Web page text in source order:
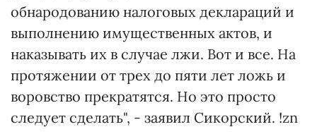
обнародованию налоговых деклараций и
выполнению имущественных актов, и
наказывать их в случае лжи. Вот и все. На
протяжении от трех до пяти лет ложь и
воровство прекратятся. Но это просто
следует сделать", - заявил Сикорский. !zn